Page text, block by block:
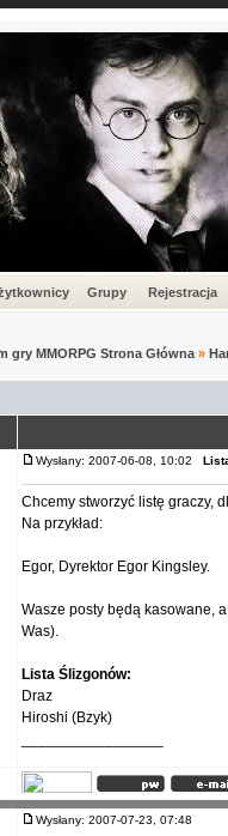
Grupy Rejestracja
gry MMORPG Strona Główna »
Wysłany: 2007-06-08, 10:02
Chcemy stworzyć listę graczy,
Na przykład:
Egor, Dyrektor Egor Kingsley.
Wasze posty będą kasowane,
Was).
Lista Ślizgonów:
Draz
Hiroshi (Bzyk)
Wysłany: 2007-07-23, 07:48